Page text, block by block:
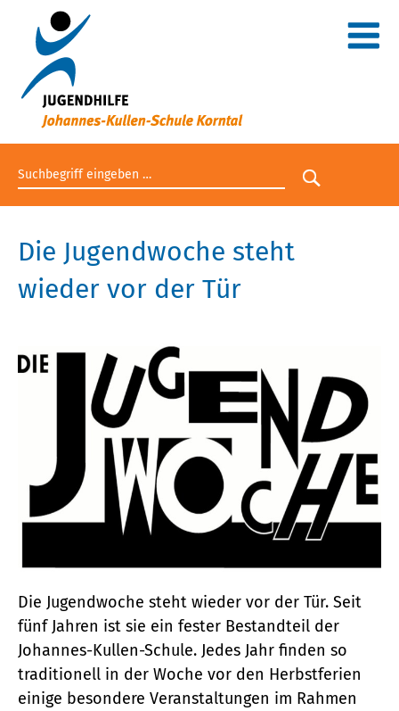
Suchbegriff eingeben
Suche
Die Jugendwoche steht
wieder vor der Tür
Die Jugendwoche steht wieder vor der Tür. Seit
fünf Jahren ist sie ein fester Bestandteil der
Johannes-Kullen-Schule. Jedes Jahr finden so
traditionell in der Woche vor den Herbstferien
einige besondere Veranstaltungen im Rahmen